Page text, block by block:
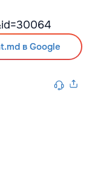
в Google